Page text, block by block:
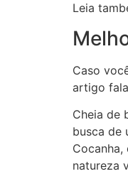
Leia
Caso
artigo
Cheia de
busca de
Cocanha,
natureza